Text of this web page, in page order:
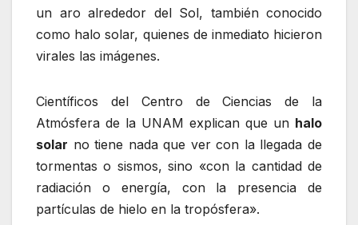
un aro alrededor del Sol, también conocido
como halo solar, quienes de inmediato hicieron
virales las imágenes.
Científicos del Centro de Ciencias de la
Atmósfera de la UNAM explican que un halo
solar no tiene nada que ver con la llegada de
tormentas o sismos, sino «con la cantidad de
radiación o energía, con la presencia de
partículas de hielo en la tropósfera».